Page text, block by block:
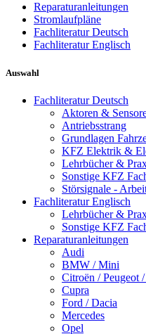
Reparaturanleitungen
Stromlaufpläne
Fachliteratur Deutsch
Fachliteratur Englisch
Auswahl
Fachliteratur Deutsch
Aktoren &
Antriebsstrang
Grundlagen
KFZ Elektrik &
Lehrbücher &
Sonstige KFZ
Störsignale -
Fachliteratur Englisch
Lehrbücher &
Sonstige KFZ
Reparaturanleitungen
Audi
BMW / Mini
Citroën / Peugeot
Cupra
Ford / Dacia
Mercedes
Opel